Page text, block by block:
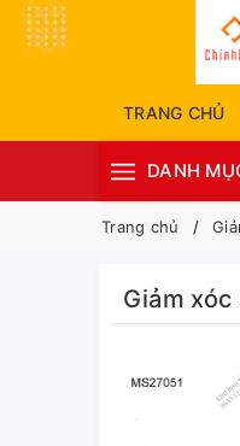
TRANG CHỦ
DANH
Trang chủ
Giảm xóc